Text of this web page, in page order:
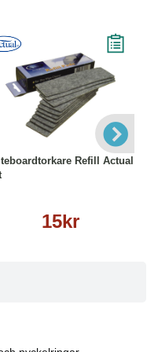
Refill Actual
15kr
Köp Läs mer